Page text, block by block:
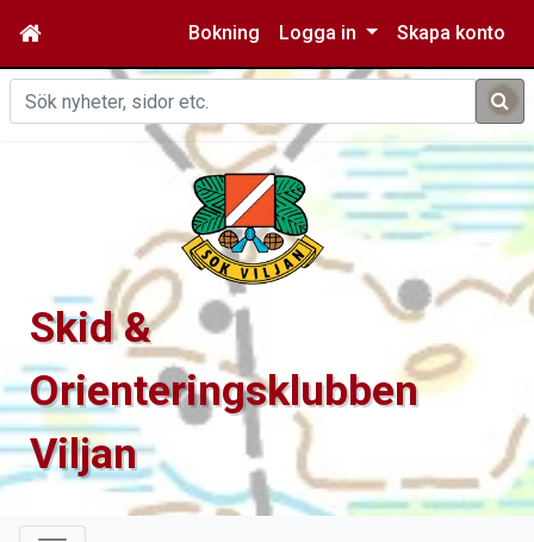
Bokning Logga in Skapa konto
Sök
Skid &
Orienteringsklubben
Viljan